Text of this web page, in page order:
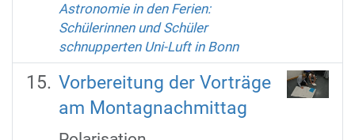
Astronomie in den Ferien:
Schülerinnen und Schüler
schnupperten Uni-Luft in Bonn
Vorbereitung der Vorträge
am Montagnachmittag